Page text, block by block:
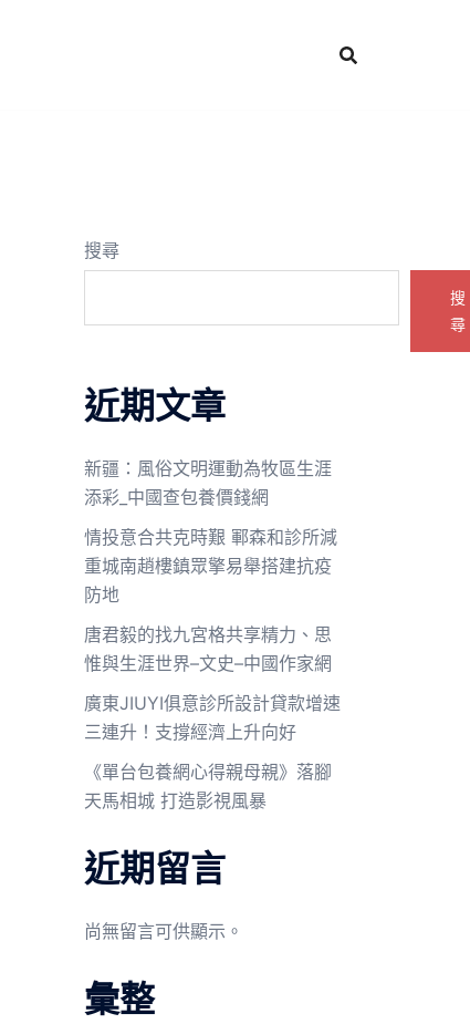
搜尋
搜
尋
近期文章
新疆：風俗文明運動為牧區生涯
添彩_中國查包養價錢網
情投意合共克時艱 鄆森和診所減
重城南趙樓鎮眾擎易舉搭建抗疫
防地
唐君毅的找九宮格共享精力、思
惟與生涯世界–文史–中國作家網
廣東JIUYI俱意診所設計貸款增速
三連升！支撐經濟上升向好
《單台包養網心得親母親》落腳
天馬相城 打造影視風暴
近期留言
尚無留言可供顯示。
彙整